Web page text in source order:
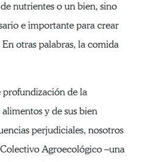
nutrientes o un bien, sino
e importante para crear
otras palabras, la comida
profundización de la
y de sus bien
perjudiciales, nosotros
Agroecológico –una